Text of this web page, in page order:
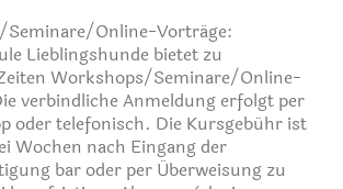
Online-Vorträge:
Lieblingshunde bietet zu
Workshops/Seminare/Online-
verbindliche Anmeldung erfolgt per
oder telefonisch. Die Kursgebühr ist
Wochen nach Eingang der
bar oder per Überweisung zu